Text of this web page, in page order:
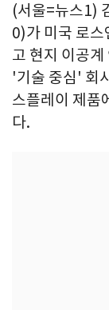
(서울=뉴스1)
0)가 미국 로
고 현지 이공
'기술 중심' 회
스플레이 제품
다.